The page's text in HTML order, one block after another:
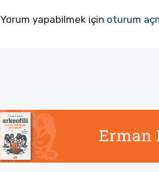
Yorum yapabilmek için oturum